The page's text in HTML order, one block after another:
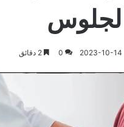
2023-10-14
0 2 دقائق